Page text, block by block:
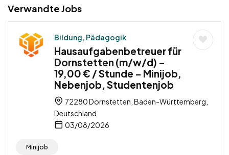
Verwandte Jobs
Bildung, Pädagogik
Hausaufgabenbetreuer für
Dornstetten (m/w/d) –
19,00 € / Stunde – Minijob,
Nebenjob, Studentenjob
72280 Dornstetten, Baden-Württemberg,
Deutschland
03/08/2026
Minijob